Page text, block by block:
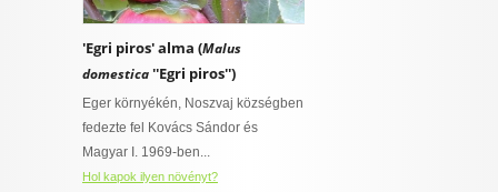
'Egri piros' alma (Malus
domestica''Egri piros'')
Eger környékén, Noszvaj községben
fedezte fel Kovács Sándor és
Magyar I. 1969-ben...
Hol kapok ilyen növényt?